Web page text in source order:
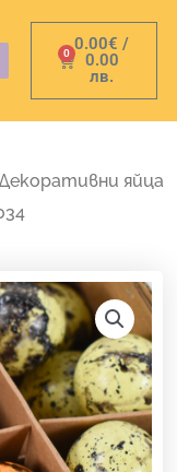
0.00€ /
0.00
лв.
0
Cart
яйца